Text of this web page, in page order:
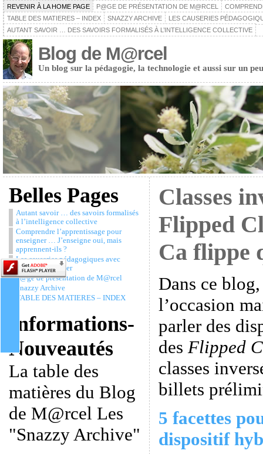
REVENIR À LA HOME PAGE P@GE DE PRÉSENTATION DE M@RCEL
TABLE DES MATIERES – INDEX
SNAZZY ARCHIVE
LES CAUSERIES
AUTANT SAVOIR … DES SAVOIRS FORMALISÉS À L’INTELLIGENCE COLLECTIVE
Blog de M@rcel
Un blog sur la pédagogie, la technologie et aussi sur un
Belles Pages
Autant savoir … des savoirs formalisés
à l’intelligence collective
Comprendre l’apprentissage pour
enseigner … J’enseigne oui, mais
apprennent-ils ?
Les causeries pédagogiques avec
Christophe Batier
P@ge de présentation de M@rcel
Snazzy Archive
TABLE DES MATIERES – INDEX
Informations-
Nouveautés
La table des
matières du Blog
de M@rcel Les
"Snazzy Archive"
Classes
Flipped
Ca flippe
Dans ce
l’occasion
parler des
des Flipped
classes
billets
5 facettes
dispositif